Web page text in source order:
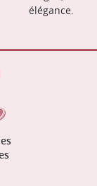
élégance.